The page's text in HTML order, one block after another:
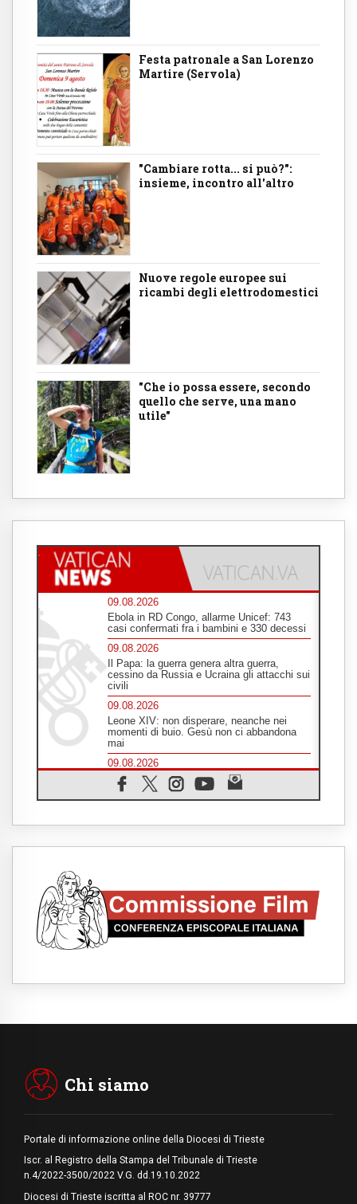
Festa patronale a San Lorenzo
Martire (Servola)
"Cambiare rotta... si può?":
insieme, incontro all'altro
Nuove regole europee sui
ricambi degli elettrodomestici
"Che io possa essere, secondo
quello che serve, una mano
utile"
09.08.2026
Ebola in RD Congo, allarme Unicef: 743
casi confermati fra i bambini e 330 decessi
09.08.2026
Il Papa: la guerra genera altra guerra,
cessino da Russia e Ucraina gli attacchi sui
civili
09.08.2026
Leone XIV: non disperare, neanche nei
momenti di buio. Gesù non ci abbandona
mai
09.08.2026
Drammatica escalation del conflitto tra
Russia e Ucraina
Tra Tolkien e Leone, un convegno su
09.08.2026
Indonesia, un dollaro per la costruzione di
219 Chiese
Chi siamo
Portale di informazione online della Diocesi di Trieste
Iscr. al Registro della Stampa del Tribunale di Trieste
n.4/2022-3500/2022 V.G. dd.19.10.2022
Diocesi di Trieste iscritta al ROC nr. 39777